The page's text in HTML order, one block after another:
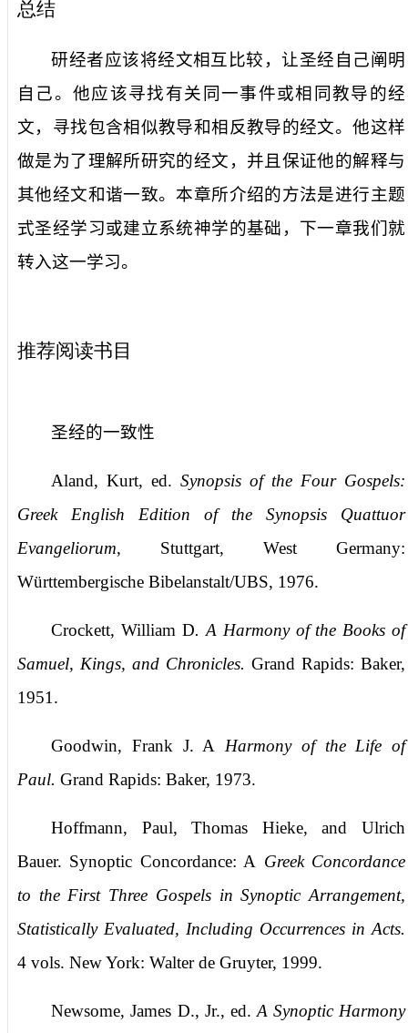
总结
研经者应该将经文相互比较，让圣经自己阐明
自己。他应该寻找有关同一事件或相同教导的经
文，寻找包含相似教导和相反教导的经文。他这样
做是为了理解所研究的经文，并且保证他的解释与
其他经文和谐一致。本章所介绍的方法是进行主题
式圣经学习或建立系统神学的基础，下一章我们就
转入这一学习。
推荐阅读书目
圣经的一致性
Aland, Kurt, ed. Synopsis of the Four Gospels:
Greek English Edition of the Synopsis Quattuor
Evangeliorum, Stuttgart, West Germany:
Württembergische Bibelanstalt/UBS, 1976.
Crockett, William D. A Harmony of the Books of
Samuel, Kings, and Chronicles. Grand Rapids: Baker,
1951.
Goodwin, Frank J. A
Harmony of the Life of
Paul. Grand Rapids: Baker, 1973.
Hoffmann, Paul, Thomas Hieke, and Ulrich
Bauer. Synoptic Concordance: A Greek Concordance
to the First Three Gospels in Synoptic Arrangement,
Statistically Evaluated, Including Occurrences in Acts.
4 vols. New York: Walter de Gruyter, 1999.
Newsome, James D., Jr., ed. A Synoptic Harmony